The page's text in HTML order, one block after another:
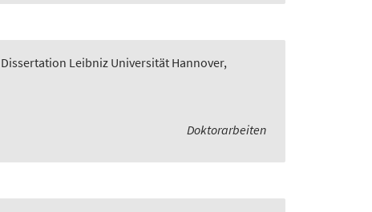
Dissertation Leibniz Universität Hannover,
Doktorarbeiten